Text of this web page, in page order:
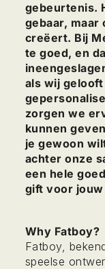
gebeurtenis.
gebaar, maar
creëert. Bij
te goed, en
als wij
zorgen we
kunnen
je gewoon
achter onze
een hele
gift voor
Why Fatboy?
Fatboy,
speelse